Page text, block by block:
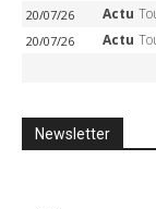
20/07/26 Actu Tour de
20/07/26 Actu Tour
Newsletter